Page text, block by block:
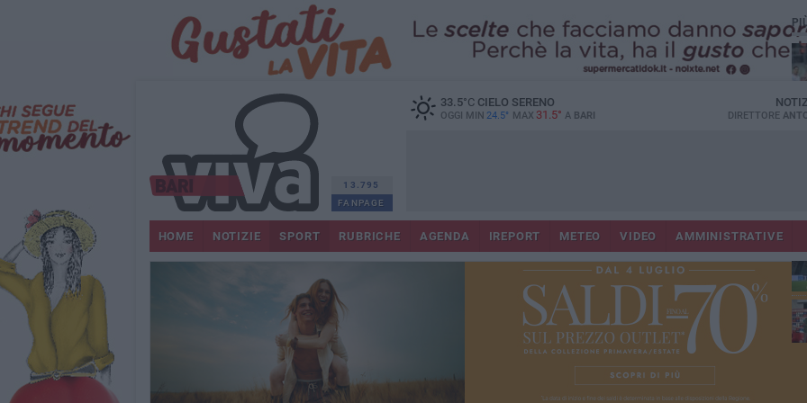
13.795
FANPAGE
33.5°CCIELO SERENO
OGGI MIN 24.5° MAX 31.5° A BARI DIRETTORE
HOME NOTIZIE SPORT RUBRICHE AGENDA IREPORT METEO VIDEO AMMINISTRATIVE